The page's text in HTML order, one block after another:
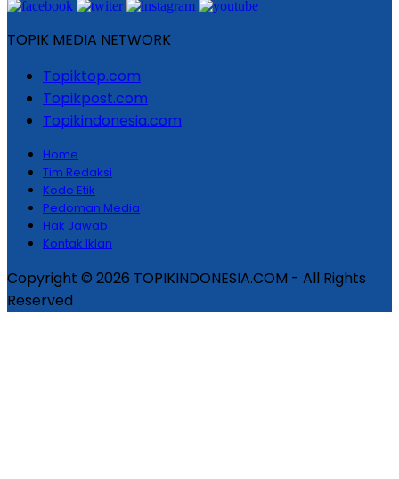
TOPIK MEDIA NETWORK
Topiktop.com
Topikpost.com
Topikindonesia.com
Home
Tim Redaksi
Kode Etik
Pedoman Media
Hak Jawab
Kontak Iklan
Copyright © 2026 TOPIKINDONESIA.COM - All Rights
Reserved